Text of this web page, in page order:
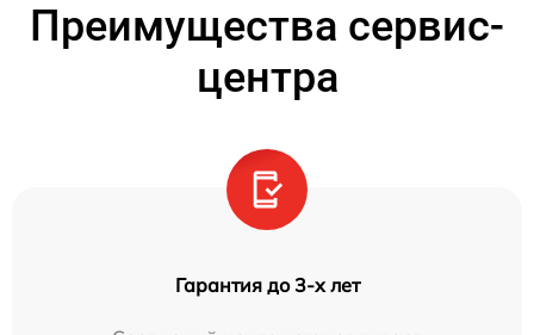
Преимущества сервис-
центра
Гарантия до 3-х лет